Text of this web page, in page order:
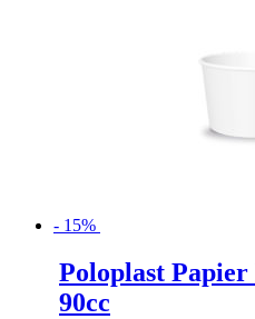
- 15%
Poloplast
90cc